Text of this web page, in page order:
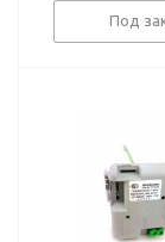
Под